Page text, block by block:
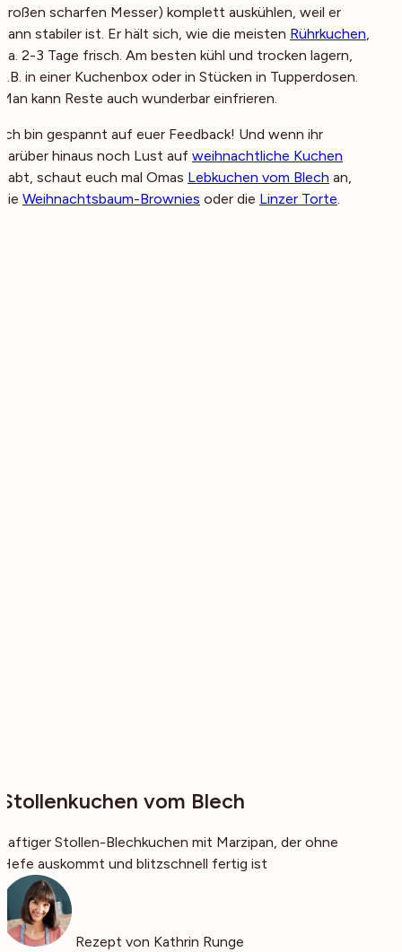
großen scharfen Messer) komplett auskühlen, weil er
dann stabiler ist. Er hält sich, wie die meisten Rührkuchen
ca. 2-3 Tage frisch. Am besten kühl und trocken lagern,
z.B. in einer Kuchenbox oder in Stücken in Tupperdosen.
Man kann Reste auch wunderbar einfrieren.
Ich bin gespannt auf euer Feedback! Und wenn ihr
darüber hinaus noch Lust auf weihnachtliche Kuchen
habt, schaut euch mal Omas Lebkuchen vom Blech an,
die Weihnachtsbaum-Brownies oder die Linzer Torte
Stollenkuchen vom Blech
Saftiger Stollen-Blechkuchen mit Marzipan, der ohne
Hefe auskommt und blitzschnell fertig ist
Rezept von Kathrin Runge